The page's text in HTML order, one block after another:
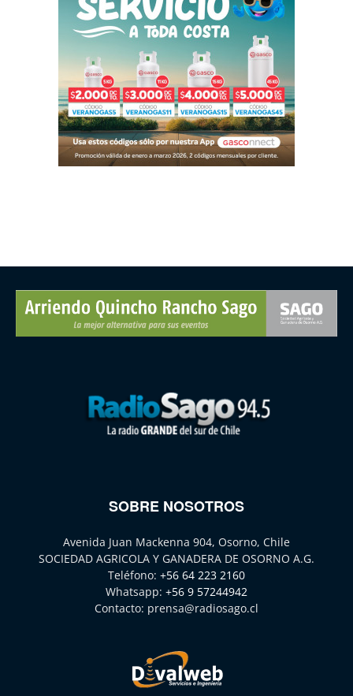
SOBRE NOSOTROS
Avenida Juan Mackenna 904, Osorno, Chile
SOCIEDAD AGRICOLA Y GANADERA DE OSORNO A.G.
Teléfono: +56 64 223 2160
Whatsapp: +56 9 57244942
Contacto: prensa@radiosago.cl